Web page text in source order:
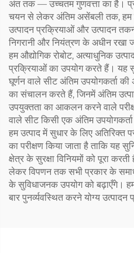
अंत तक — उच्चतम गुणवत्ता का है।
चयन से लेकर अंतिम असेंबली तक, हम
उत्पादन प्रक्रियाओं और उत्पादन
निगरानी और नियंत्रण के अधीन रखा
हम औद्योगिक रोबोट, अत्याधुनिक
प्रक्रियाओं का उपयोग करते हैं। यह
घूर्णन वाले सीट अंतिम उपयोगकर्ता
का संचालन करते हैं, जिनमें अंतिम
उपयुक्तता का आकलन करने वाले
वाले सीट किसी एक अंतिम
हम उत्पाद में सुधार के लिए अतिरिक्त
का परीक्षण किया जाता है ताकि यह
क्षेत्र के सुरक्षा विनियमों को पूरा
लेकर विपणन तक सभी प्रकार के
के सुविधाजनक उपयोग को बढ़ाएँगे।
बार पुनर्व्यवस्थित करने योग्य